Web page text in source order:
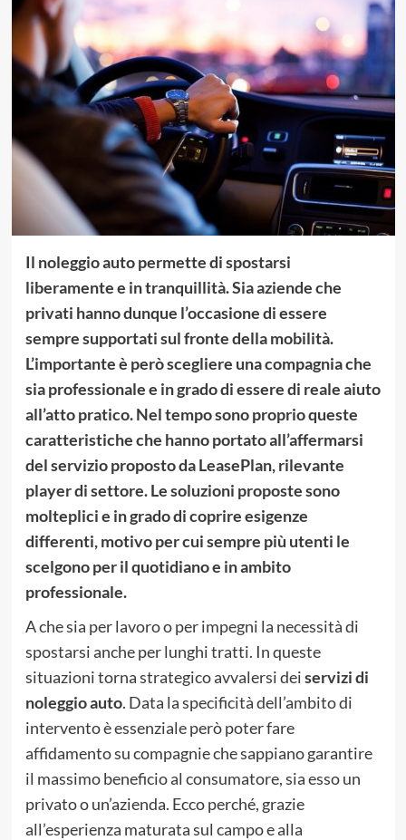
Il noleggio auto permette di spostarsi
liberamente e in tranquillità. Sia aziende che
privati hanno dunque l’occasione di essere
sempre supportati sul fronte della mobilità.
L’importante è però scegliere una compagnia che
sia professionale e in grado di essere di reale aiuto
all’atto pratico. Nel tempo sono proprio queste
caratteristiche che hanno portato all’affermarsi
del servizio proposto da LeasePlan, rilevante
player di settore. Le soluzioni proposte sono
molteplici e in grado di coprire esigenze
differenti, motivo per cui sempre più utenti le
scelgono per il quotidiano e in ambito
professionale.
A che sia per lavoro o per impegni la necessità di
spostarsi anche per lunghi tratti. In queste
situazioni torna strategico avvalersi deiservizi di
noleggio auto. Data la specificità dell’ambito di
intervento è essenziale però poter fare
affidamento su compagnie che sappiano garantire
il massimo beneficio al consumatore, sia esso un
privato o un’azienda. Ecco perché, grazie
all’esperienza maturata sul campo e alla